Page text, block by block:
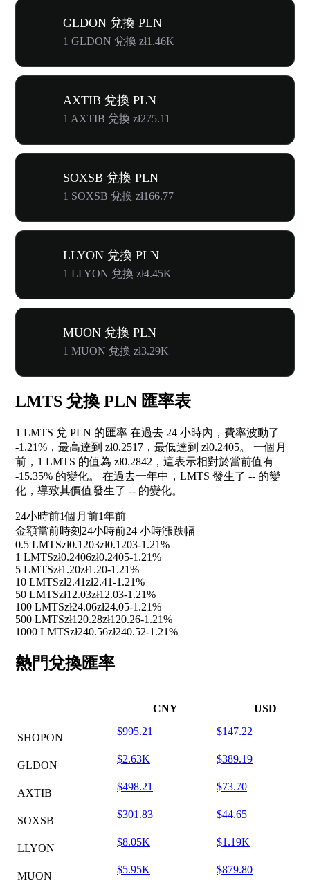
GLDON 兌換 PLN
1 GLDON 兌換 zł1.46K
AXTIB 兌換 PLN
1 AXTIB 兌換 zł275.11
SOXSB 兌換 PLN
1 SOXSB 兌換 zł166.77
LLYON 兌換 PLN
1 LLYON 兌換 zł4.45K
MUON 兌換 PLN
1 MUON 兌換 zł3.29K
LMTS 兌換 PLN 匯率表
1 LMTS 兌 PLN 的匯率 在過去 24 小時內，費率波動了
-1.21% ，最高達到 zł0.2517，最低達到 zł0.2405。 一個月
前，1 LMTS 的值為 zł0.2842，這表示相對於當前值有
-15.35% 的變化。 在過去一年中，LMTS 發生了 -- 的變
化，導致其價值發生了 -- 的變化。
24小時前1個月前1年前
金額當前時刻 24小時前24 小時漲跌幅
0.5 LMTSzł0.1203zł0.1203-1.21%
1 LMTSzł0.2406zł0.2405-1.21%
5 LMTSzł1.20zł1.20-1.21%
10 LMTSzł2.41zł2.41-1.21%
50 LMTSzł12.03zł12.03-1.21%
100 LMTSzł24.06zł24.05-1.21%
500 LMTSzł120.28zł120.26-1.21%
1000 LMTSzł240.56zł240.52-1.21%
熱門兌換匯率
CNY USD
SHOPON
$995.21 $147.22
GLDON
$2.63K $389.19
AXTIB
$498.21 $73.70
SOXSB
$301.83 $44.65
LLYON
$8.05K $1.19K
MUON
$5.95K $879.80